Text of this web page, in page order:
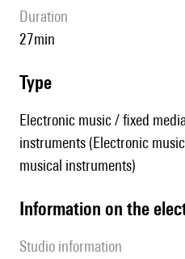
duration
27min
type
Electronic music / fixed
instruments (Electronic
musical instruments)
Information on the
Studio information